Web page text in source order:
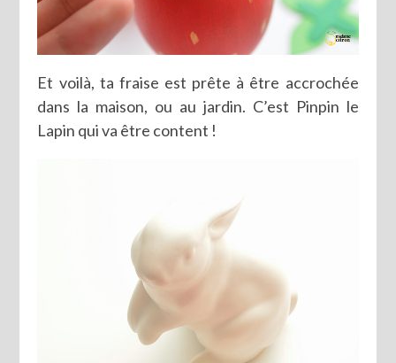
Et voilà, ta fraise est prête à être accrochée
dans la maison, ou au jardin. C’est Pinpin le
Lapin qui va être content !